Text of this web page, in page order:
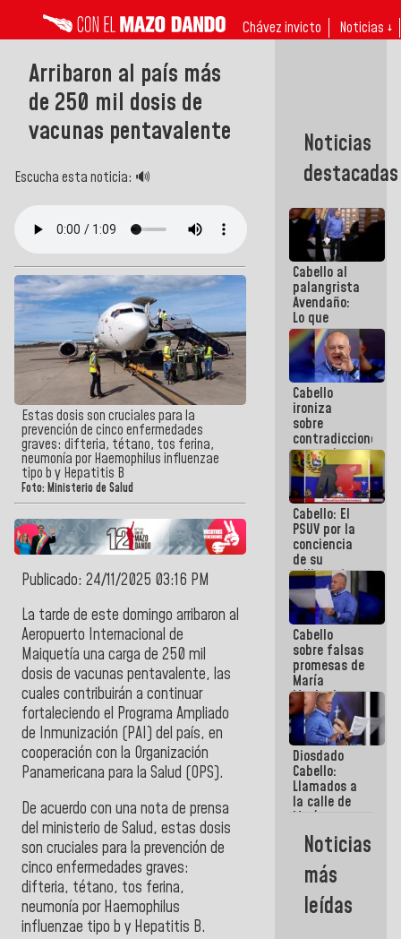
Chávez invicto Noticias ↓
Arribaron al país más
de 250 mil dosis de
vacunas pentavalente
Escucha esta noticia: 🔊
Estas dosis son cruciales para la
prevención de cinco enfermedades
graves: difteria, tétano, tos ferina,
neumonía por Haemophilus influenzae
tipo b y Hepatitis B
Foto: Ministerio de Salud
Publicado: 24/11/2025 03:16 PM
La tarde de este domingo arribaron al
Aeropuerto Internacional de
Maiquetía una carga de 250 mil
dosis de vacunas pentavalente, las
cuales contribuirán a continuar
fortaleciendo el Programa Ampliado
de Inmunización (PAI) del país, en
cooperación con la Organización
Panamericana para la Salud (OPS).
De acuerdo con una nota de prensa
del ministerio de Salud, estas dosis
son cruciales para la prevención de
cinco enfermedades graves:
difteria, tétano, tos ferina,
neumonía por Haemophilus
influenzae tipo b y Hepatitis B.
Noticias
destacadas
Cabello al
palangrista
Avendaño:
Lo que
vayas a
escribir
hazlo hoy
por que no
sabemos si
la semana
que viene
hay
programa
Cabello
ironiza
sobre
contradicciones
y mentiras
de María
Machado:
¡Créanle!
Cabello: El
PSUV por la
conciencia
de su
militancia
es la
organización
política más
sólida de
Venezuela
Cabello
sobre falsas
promesas de
María
Machado:
¿Quién le
puede creer?
¿Y la gente
que ella iba
a salvar en
La Guaira?
Diosdado
Cabello:
Llamados a
la calle de
María
Machado se
estrellaron
de frente
contra el
Pueblo
Noticias
más
leídas